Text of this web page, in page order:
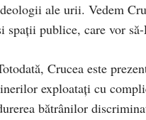
ale urii. Vedem
spații publice, care vor
Crucea este
exploatați cu
bătrânilor